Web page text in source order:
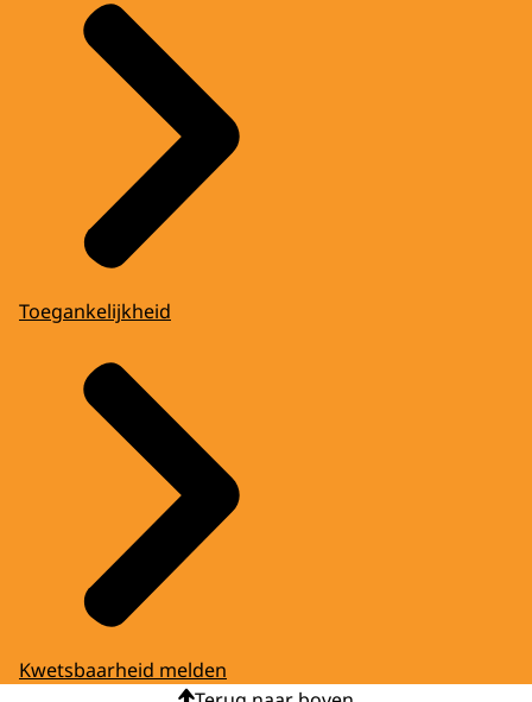
Toegankelijkheid
Kwetsbaarheid melden